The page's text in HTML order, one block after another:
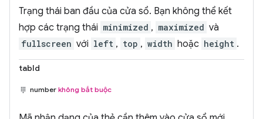
Trạng thái ban đầu của cửa sổ. Bạn không thể kết
hợp các trạng thái minimized , maximized và
fullscreen với left , top , width hoặc height .
tabId
number không bắt buộc